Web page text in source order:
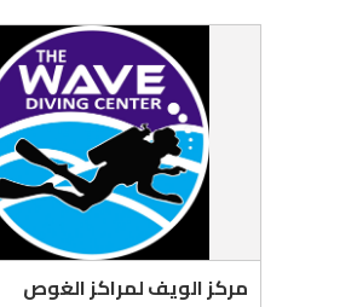
مركز الويف لمراكز الغوص